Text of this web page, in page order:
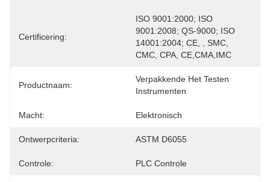
Certificering:
ISO 9001:2000; ISO
9001:2008; QS-9000; ISO
14001:2004; CE, , SMC,
CMC, CPA, CE,CMA,IMC
Productnaam:
Verpakkende Het Testen
Instrumenten
Macht: Elektronisch
Ontwerpcriteria: ASTM D6055
Controle: PLC Controle